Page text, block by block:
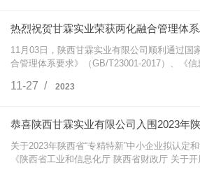
热烈祝贺甘霖实业荣获两化融合管理体
11月03日，陕西甘霖实业有限公司顺利通过国
合管理体系要求》（GB/T23001-2017）、《信
得两化融合管理…
11-27 / 2023
关于2023年陕西省“专精特新”中小企业拟认定
《陕西省工业和信息化厅 陕西省财政厅 关于